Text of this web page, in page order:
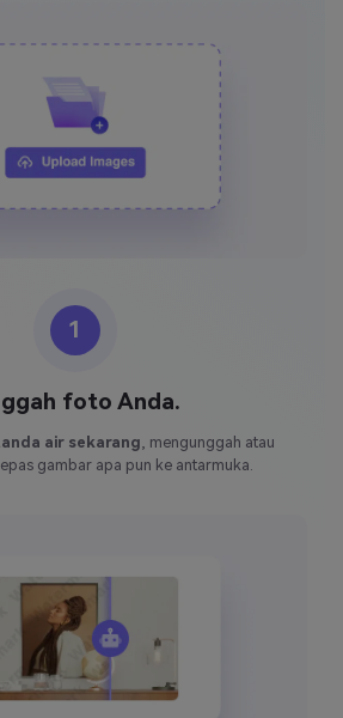
1
foto Anda.
air sekarang, mengunggah atau
gambar apa pun ke antarmuka.